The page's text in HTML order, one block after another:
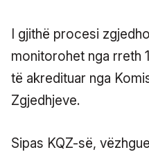
I gjithë procesi
monitorohet nga rreth
të akredituar nga
Zgjedhjeve.
Sipas KQZ-së,